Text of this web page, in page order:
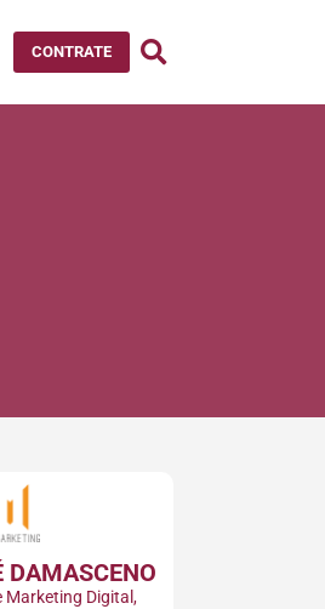
CONTRATE
DAMASCENO​
Marketing Digital,